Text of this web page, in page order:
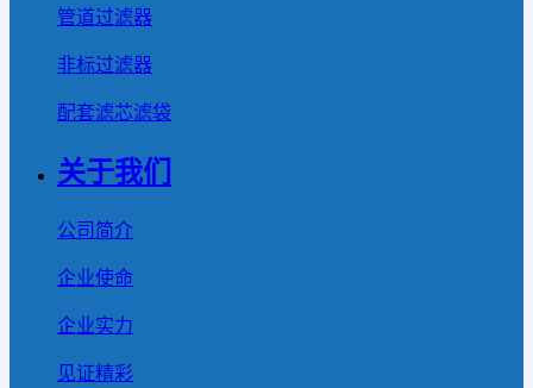
管道过滤器
非标过滤器
配套滤芯滤袋
关于我们
公司简介
企业使命
企业实力
见证精彩